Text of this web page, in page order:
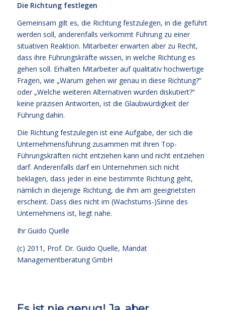
Die Richtung festlegen
Gemeinsam gilt es, die Richtung festzulegen, in die geführt
werden soll, anderenfalls verkommt Führung zu einer
situativen Reaktion. Mitarbeiter erwarten aber zu Recht,
dass ihre Führungskräfte wissen, in welche Richtung es
gehen soll. Erhalten Mitarbeiter auf qualitativ hochwertige
Fragen, wie „Warum gehen wir genau in diese Richtung?“
oder „Welche weiteren Alternativen wurden diskutiert?“
keine präzisen Antworten, ist die Glaubwürdigkeit der
Führung dahin.
Die Richtung festzulegen ist eine Aufgabe, der sich die
Unternehmensführung zusammen mit ihren Top-
Führungskräften nicht entziehen kann und nicht entziehen
darf. Anderenfalls darf ein Unternehmen sich nicht
beklagen, dass jeder in eine bestimmte Richtung geht,
nämlich in diejenige Richtung, die ihm am geeignetsten
erscheint. Dass dies nicht im (Wachstums-)Sinne des
Unternehmens ist, liegt nahe.
Ihr Guido Quelle
(c) 2011, Prof. Dr. Guido Quelle, Mandat
Managementberatung GmbH